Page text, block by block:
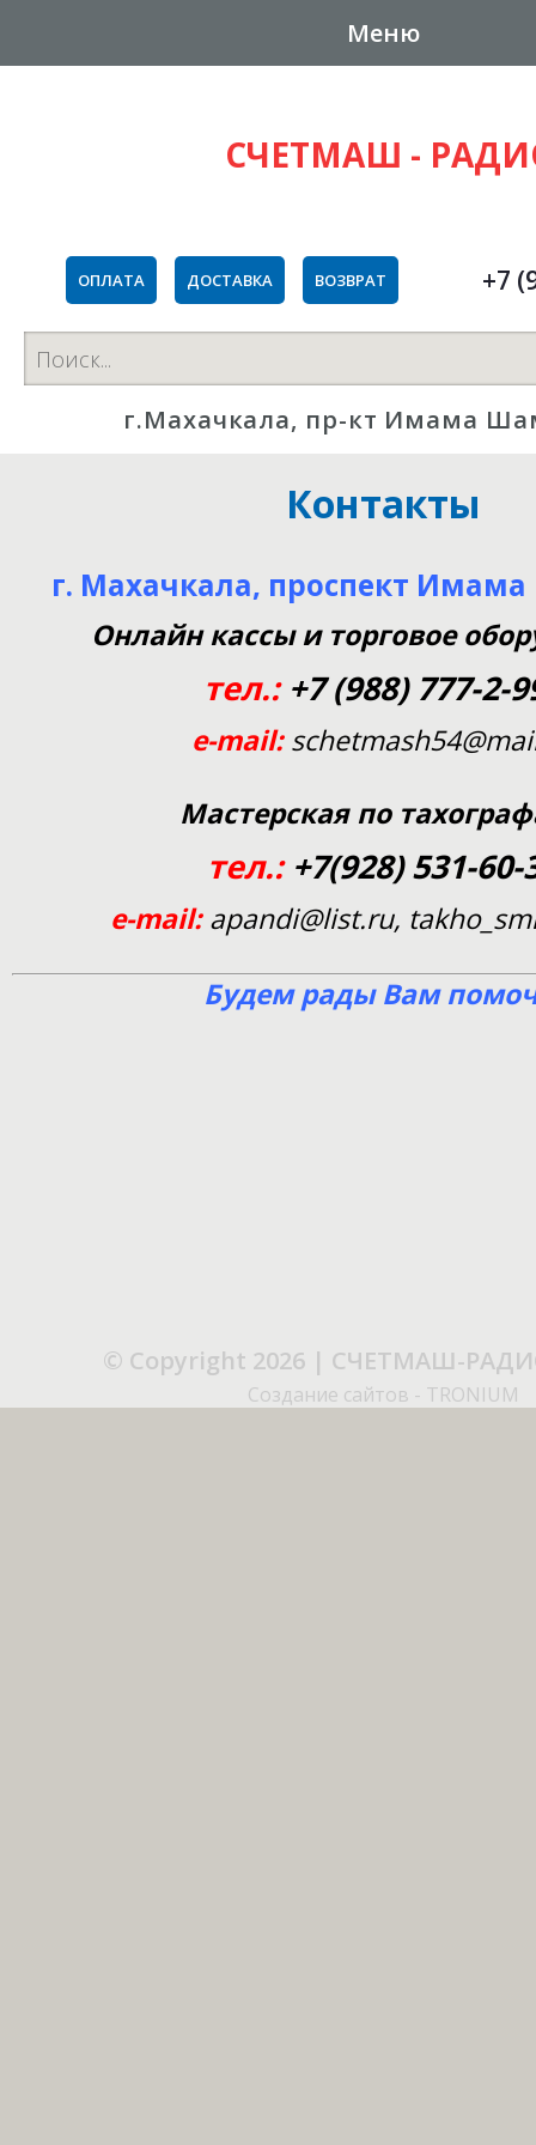
Меню
СЧЕТМАШ -
ОПЛАТА ДОСТАВКА ВОЗВРАТ +7
г.Махачкала, пр-кт Имама
Контакты
г. Махачкала, проспект
Онлайн кассы и торговое
тел.:+7 (988) 777-2-
e-mail:
Мастерская по
тел.:+7(928) 531-60-
e-mail:apandi@list.ru,
Будем рады Вам
© Copyright 2026 | СЧЕТМАШ-
Создание сайтов - TRONIUM